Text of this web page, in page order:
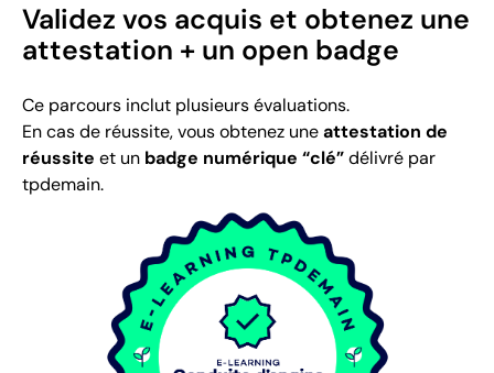
Validez vos acquis et obtenez une
attestation + un open badge
Ce parcours inclut plusieurs évaluations.
En cas de réussite, vous obtenez uneattestation de
réussite et un badge numérique “clé”délivré par
tpdemain.